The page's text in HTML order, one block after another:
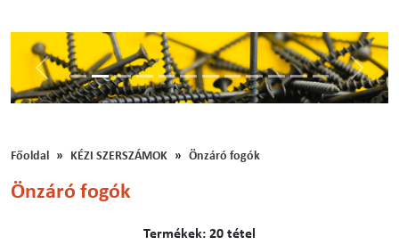
Előző
Főoldal KÉZI SZERSZÁMOK Önzáró fogók
Önzáró fogók
Termékek: 20 tétel